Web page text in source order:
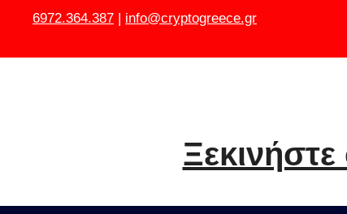
Μετάβαση
περιεχόμενο
6972.364.387 | info@cryptogreece.gr